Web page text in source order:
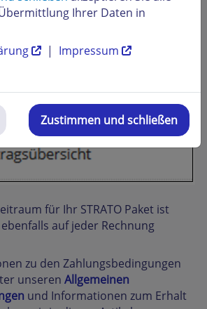
für Ihr STRATO Paket ist
auf jeder Rechnung
zu den Zahlungsbedingungen
unseren Allgemeinen
und Informationen zum Erhalt
Ihrer Daten in
| Impressum
Zustimmen und schließen